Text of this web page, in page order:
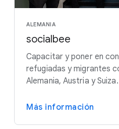
ALEMANIA
socialbee
Capacitar y poner en
refugiadas y migrantes
Alemania, Austria y Suiza.
Más información